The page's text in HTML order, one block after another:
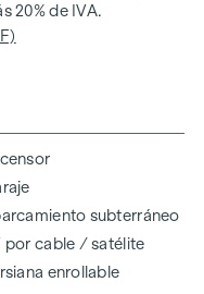
20% de IVA.
subterráneo
por cable / satélite
enrollable